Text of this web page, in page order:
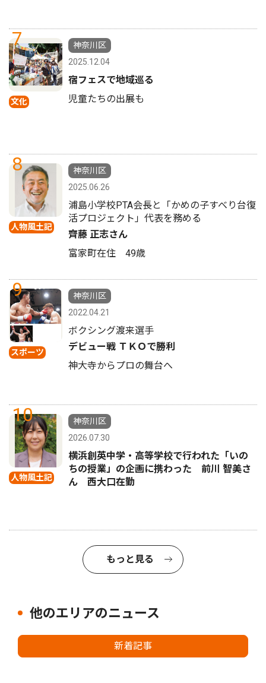
7
文化
神奈川区
2025.12.04
宿フェスで地域巡る
児童たちの出展も
8
人物風土記
神奈川区
2025.06.26
浦島小学校PTA会長と「かめの子すべり台復
活プロジェクト」代表を務める
齊藤 正志さん
富家町在住 49歳
9
スポーツ
神奈川区
2022.04.21
ボクシング渡来選手
デビュー戦 ＴＫＯで勝利
神大寺からプロの舞台へ
10
人物風土記
神奈川区
2026.07.30
横浜創英中学・高等学校で行われた「いの
ちの授業」の企画に携わった 前川 智美さ
ん 西大口在勤
もっと見る
他のエリアのニュース
新着記事